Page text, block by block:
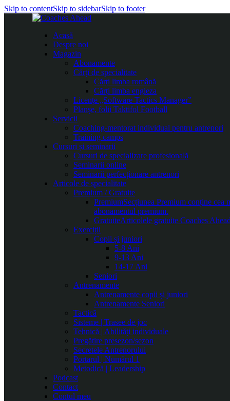
Skip to contentSkip to sidebarSkip to footer
Acasă
Despre noi
Magazin
Abonamente
Cărți de specialitate
Cărți limba română
Cărți limba engleza
Licențe „Software Tactics Manager”
Planșe, folii Taktifol Football
Servicii
Coaching-mentorat individual pentru antrenori
Training camps
Cursuri și seminarii
Cursuri de specializare profesională
Seminarii online
Seminarii perfecționare antrenori
Articole de specialitate
Premium / Gratuite
PremiumSecțiunea Premium conține cea
abonamentul premium.
GratuiteArticolele gratuite Coaches
Exerciții
Copii și juniori
5-8 Ani
9-13 Ani
14-17 Ani
Seniori
Antrenamente
Antrenamente copii și juniori
Antrenamente Seniori
Tactică
Sisteme | Trasee de joc
Tehnică | Abilități individuale
Pregătire presezon/sezon
Secretele Antrenorului
Portarul | Numărul 1
Metodică | Leadership
Podcast
Contact
Contul meu